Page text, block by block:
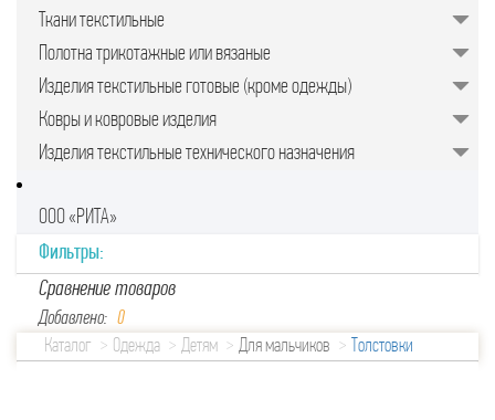
Ткани текстильные
Полотна трикотажные или вязаные
Изделия текстильные готовые (кроме одежды)
Ковры и ковровые изделия
Изделия текстильные технического назначения
ООО «РИТА»
Фильтры:
Сравнение товаров
Добавлено: 0
Каталог
Одежда Детям Для мальчиков Толстовки